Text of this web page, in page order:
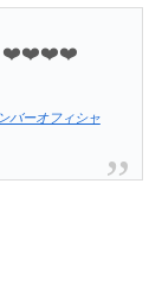
！❤️❤️❤️❤️
バーオフィシャ